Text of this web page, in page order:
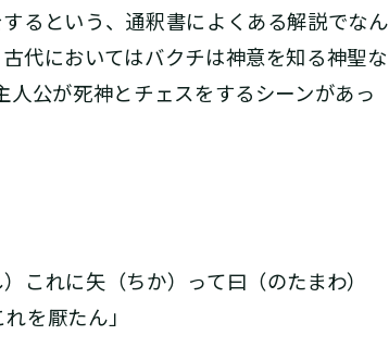
るという、通釈書によくある解説でなん
代においてはバクチは神意を知る神聖な
公が死神とチェスをするシーンがあっ
これに矢（ちか）って曰（のたまわ）
を厭たん」